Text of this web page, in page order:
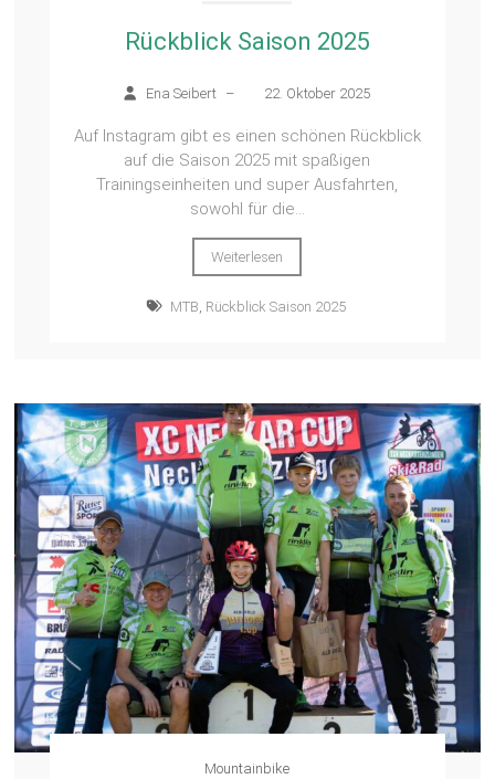
Rückblick Saison 2025
Ena Seibert – 22. Oktober 2025
Auf Instagram gibt es einen schönen Rückblick
auf die Saison 2025 mit spaßigen
Trainingseinheiten und super Ausfahrten,
sowohl für die...
Weiterlesen
MTB, Rückblick Saison 2025
Mountainbike